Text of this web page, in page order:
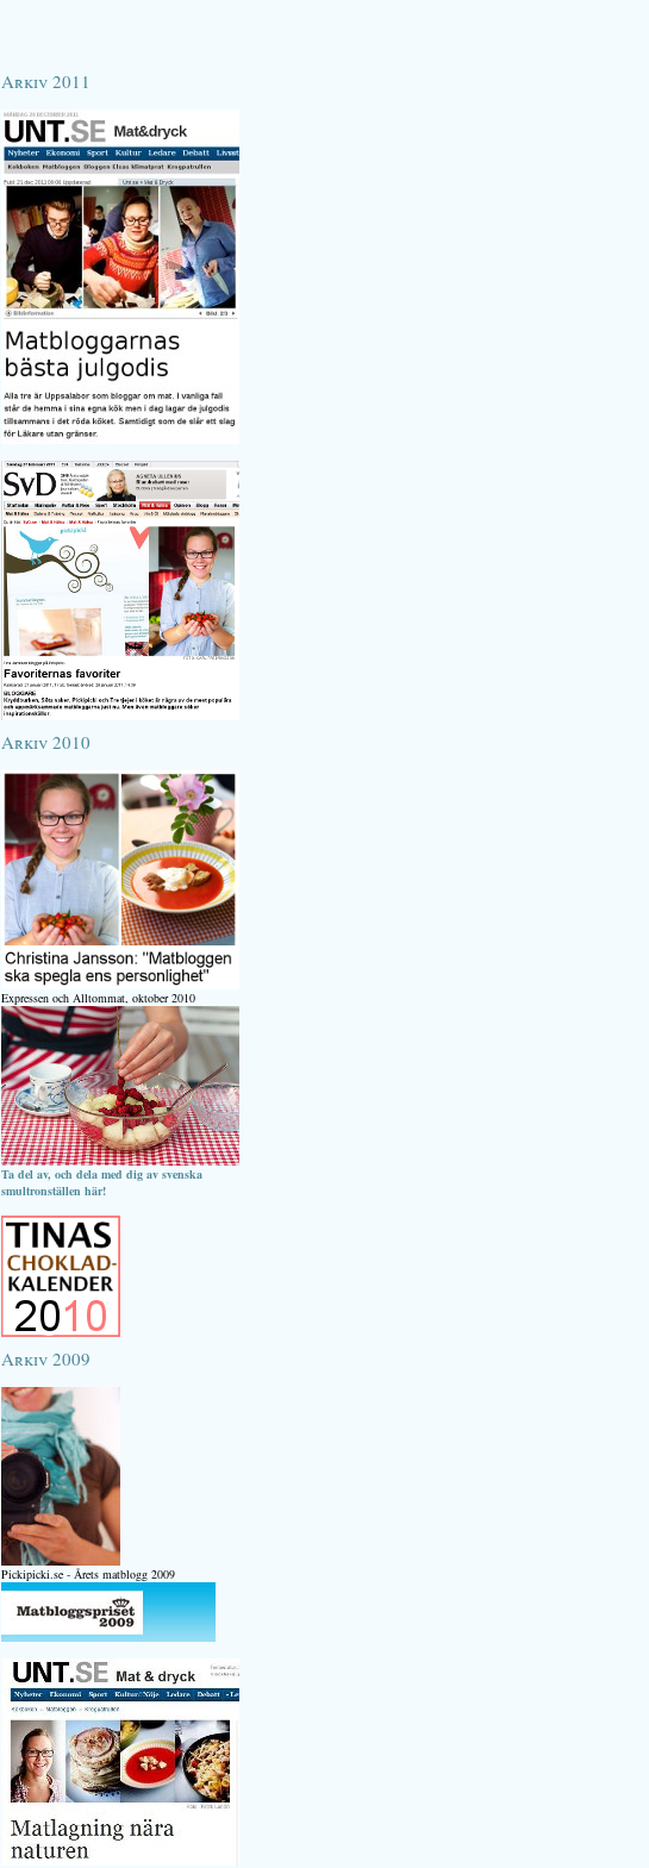
Arkiv 2011
Arkiv 2010
Expressen och Alltommat, oktober 2010
Ta del av, och dela med dig av svenska
smultronställen här!
Arkiv 2009
Pickipicki.se - Årets matblogg 2009